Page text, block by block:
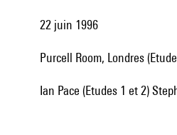
22 juin 1996
Purcell Room, Londres
Ian Pace (Etudes 1 et 2)